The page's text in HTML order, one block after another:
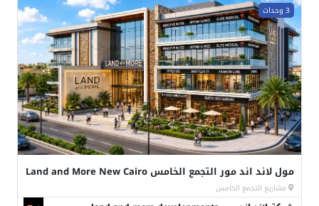
3 وحدات
مول لاند اند مور التجمع الخامس Land and More New Cairo
مشاريع التجمع الخامس